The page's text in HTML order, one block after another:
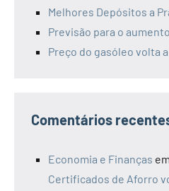
Melhores Depósitos a
Previsão para o
Preço do gasóleo volta
Comentários
Economia e Finanças em
Certificados de Aforro